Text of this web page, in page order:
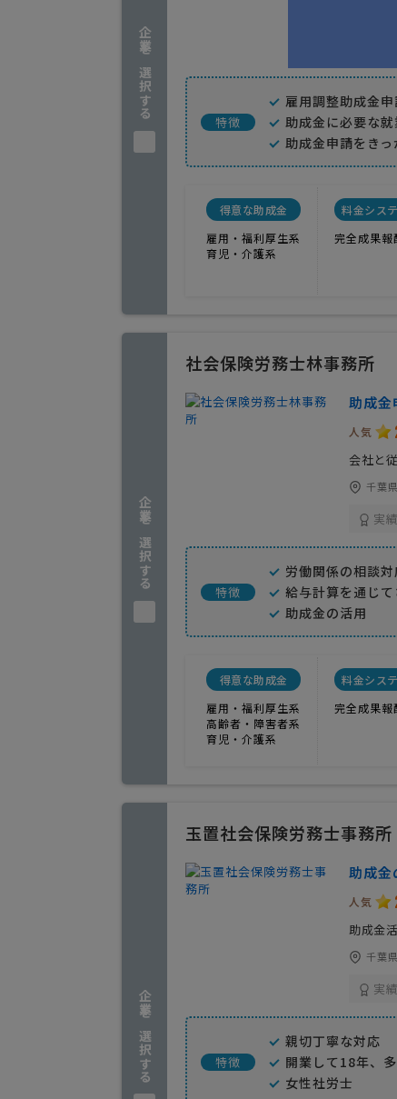
企業を選択する
特徴
雇用調整助成金
助成金に必要な
助成金申請をき
得意な助成金
雇用・福利厚生系
育児・介護系
料金シス
完全成果報
企業を選択する
社会保険労務士林事務所
助成金
人気
会社と
千葉
実績
特徴
労働関係の相談対
給与計算を通じ
助成金の活用
得意な助成金
雇用・福利厚生系
高齢者・障害者系
育児・介護系
料金シス
完全成果報
企業を選択する
玉置社会保険労務士事務所
助成金
人気
助成金
千葉
実績
特徴
親切丁寧な対応
開業して18年、
女性社労士